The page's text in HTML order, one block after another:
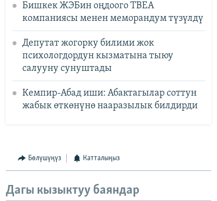
Бишкек ЖЭБин оңдоого ТВЕА
компаниясы менен меморандум түзүлдү
Депутат жогорку билими жок
психологдордун кызматына тыюу
салууну сунуштады
Кемпир-Абад иши: Абактагылар соттун
жабык өткөнүнө нааразылык билдирди
Бөлүшүңүз Катталыңыз
Дагы кызыктуу баяндар